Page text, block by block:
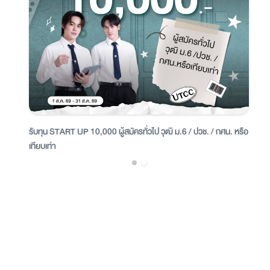
รับทุน START UP 5,000 ผู้สมัครทั่วไป วุฒิ ปวส. / ป.ตรีใบที่ 2